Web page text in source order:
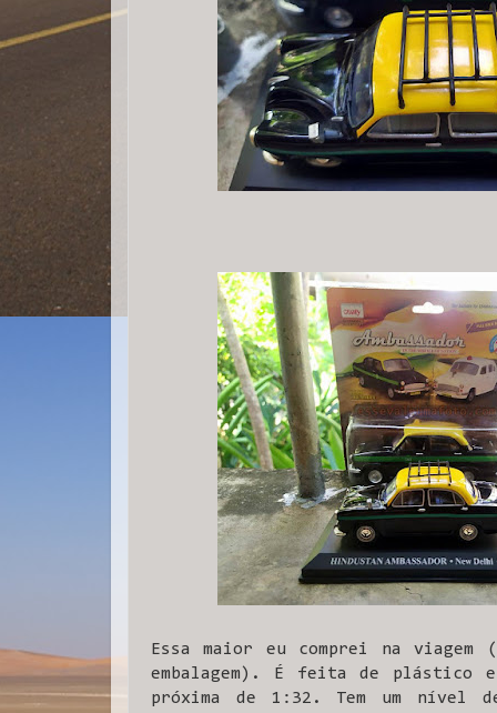
Essa maior eu comprei na viagem
embalagem). É feita de plástico
próxima de 1:32. Tem um nível